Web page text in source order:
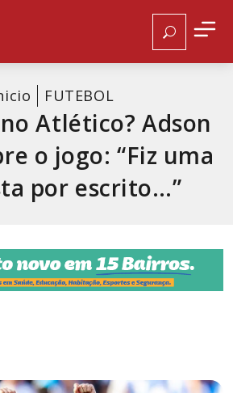
FUTEBOL
Atlético? Adson
o jogo: “Fiz uma
por escrito…”